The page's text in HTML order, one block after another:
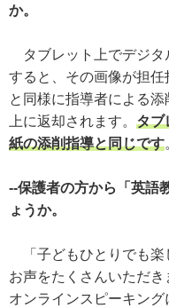
か。
タブレット上でデジタ
すると、その画像が担
と同様に指導者による
上に返却されます。 タブ
紙の添削指導と同じです
--保護者の方から「英語
ょうか。
「子どもひとりでも楽
お声をたくさんいただ
オンラインスピーキン